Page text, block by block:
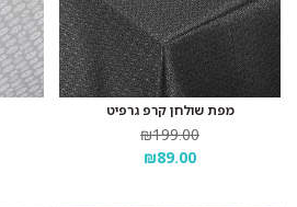
מפת שולחן קרפ גרפיט
₪199.00
₪89.00